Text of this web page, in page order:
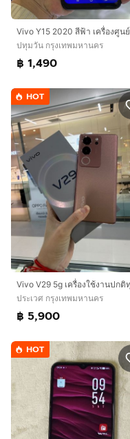
ปทุมวัน กรุงเทพมหานคร
฿ 1,490
HOT
ประเวศ กรุงเทพมหานคร
฿ 5,900
HOT